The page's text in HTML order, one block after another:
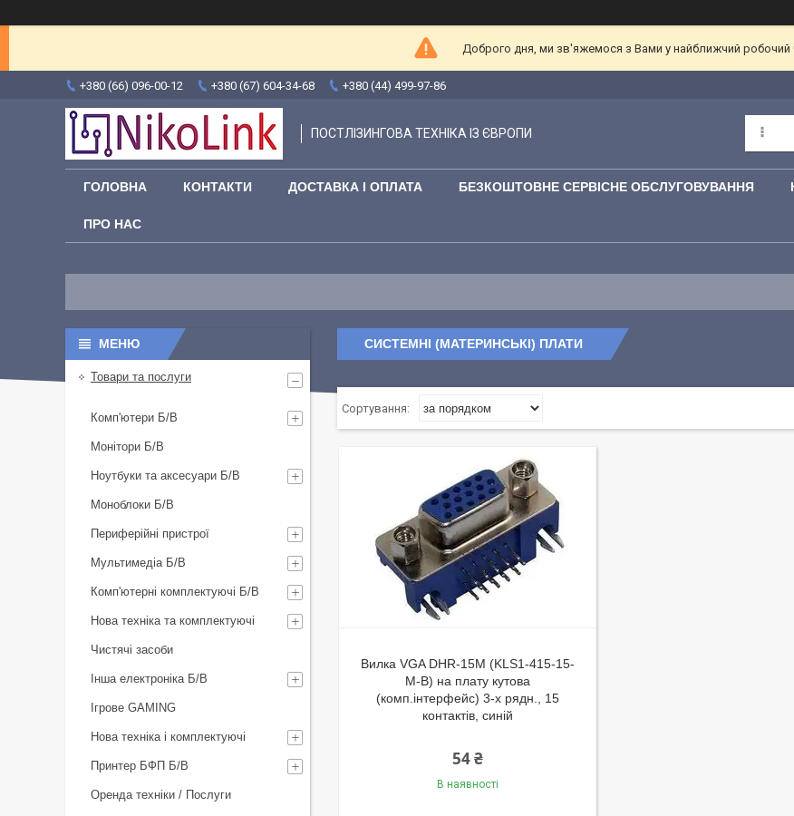
Доброго дня, ми зв'яжемося з Вами у найближчий робочий
+380 (66) 096-00-12 +380 (67) 604-34-68 +380 (44) 499-97-86
ПОСТЛІЗИНГОВА ТЕХНІКА ІЗ ЄВРОПИ
ГОЛОВНА КОНТАКТИ ДОСТАВКА І ОПЛАТА БЕЗКОШТОВНЕ СЕРВІСНЕ ОБСЛУГОВУВАННЯ
ПРО НАС
СИСТЕМНІ (МАТЕРИНСЬКІ) ПЛАТИ
Вилка VGA DHR-15M (KLS1-415-15-
M-B) на плату кутова
(комп.інтерфейс) 3-х рядн., 15
контактів, синій
54 ₴
В наявності
Товари та послуги
Комп'ютери Б/В
Монітори Б/В
Ноутбуки та аксесуари Б/В
Моноблоки Б/В
Периферійні пристрої
Мультимедіа Б/В
Комп'ютерні комплектуючі Б/В
Нова техніка та комплектуючі
Чистячі засоби
Інша електроніка Б/В
Ігрове GAMING
Нова техніка і комплектуючі
Принтер БФП Б/В
Оренда техніки / Послуги